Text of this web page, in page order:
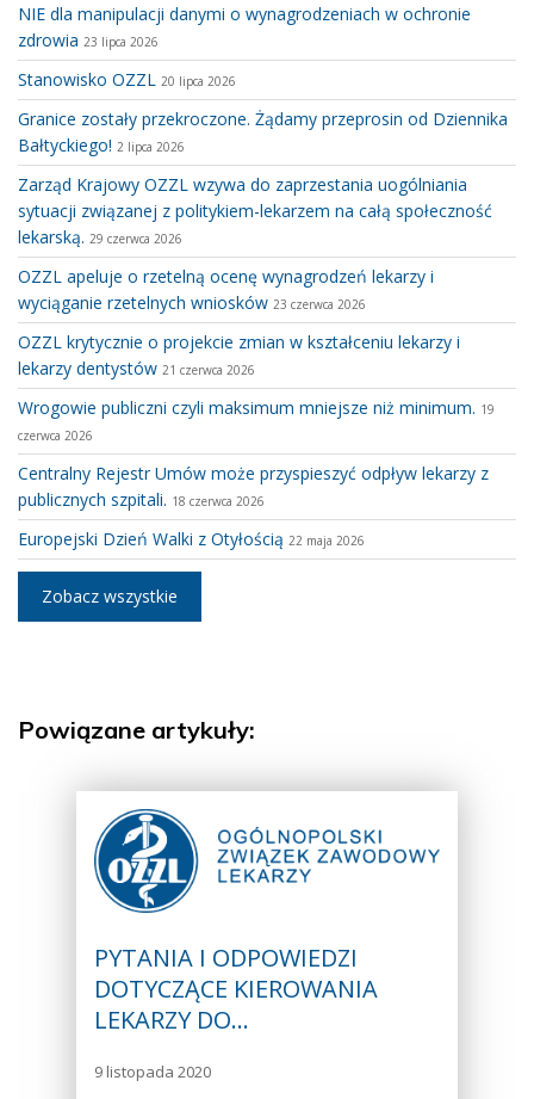
NIE dla manipulacji danymi o wynagrodzeniach w ochronie
zdrowia 23 lipca 2026
Stanowisko OZZL 20 lipca 2026
Granice zostały przekroczone. Żądamy przeprosin od Dziennika
Bałtyckiego! 2 lipca 2026
Zarząd Krajowy OZZL wzywa do zaprzestania uogólniania
sytuacji związanej z politykiem-lekarzem na całą społeczność
lekarską. 29 czerwca 2026
OZZL apeluje o rzetelną ocenę wynagrodzeń lekarzy i
wyciąganie rzetelnych wniosków 23 czerwca 2026
OZZL krytycznie o projekcie zmian w kształceniu lekarzy i
lekarzy dentystów 21 czerwca 2026
Wrogowie publiczni czyli maksimum mniejsze niż minimum. 19
czerwca 2026
Centralny Rejestr Umów może przyspieszyć odpływ lekarzy z
publicznych szpitali. 18 czerwca 2026
Europejski Dzień Walki z Otyłością 22 maja 2026
Zobacz wszystkie
Powiązane artykuły:
PYTANIA I ODPOWIEDZI
DOTYCZĄCE KIEROWANIA
LEKARZY DO…
9 listopada 2020